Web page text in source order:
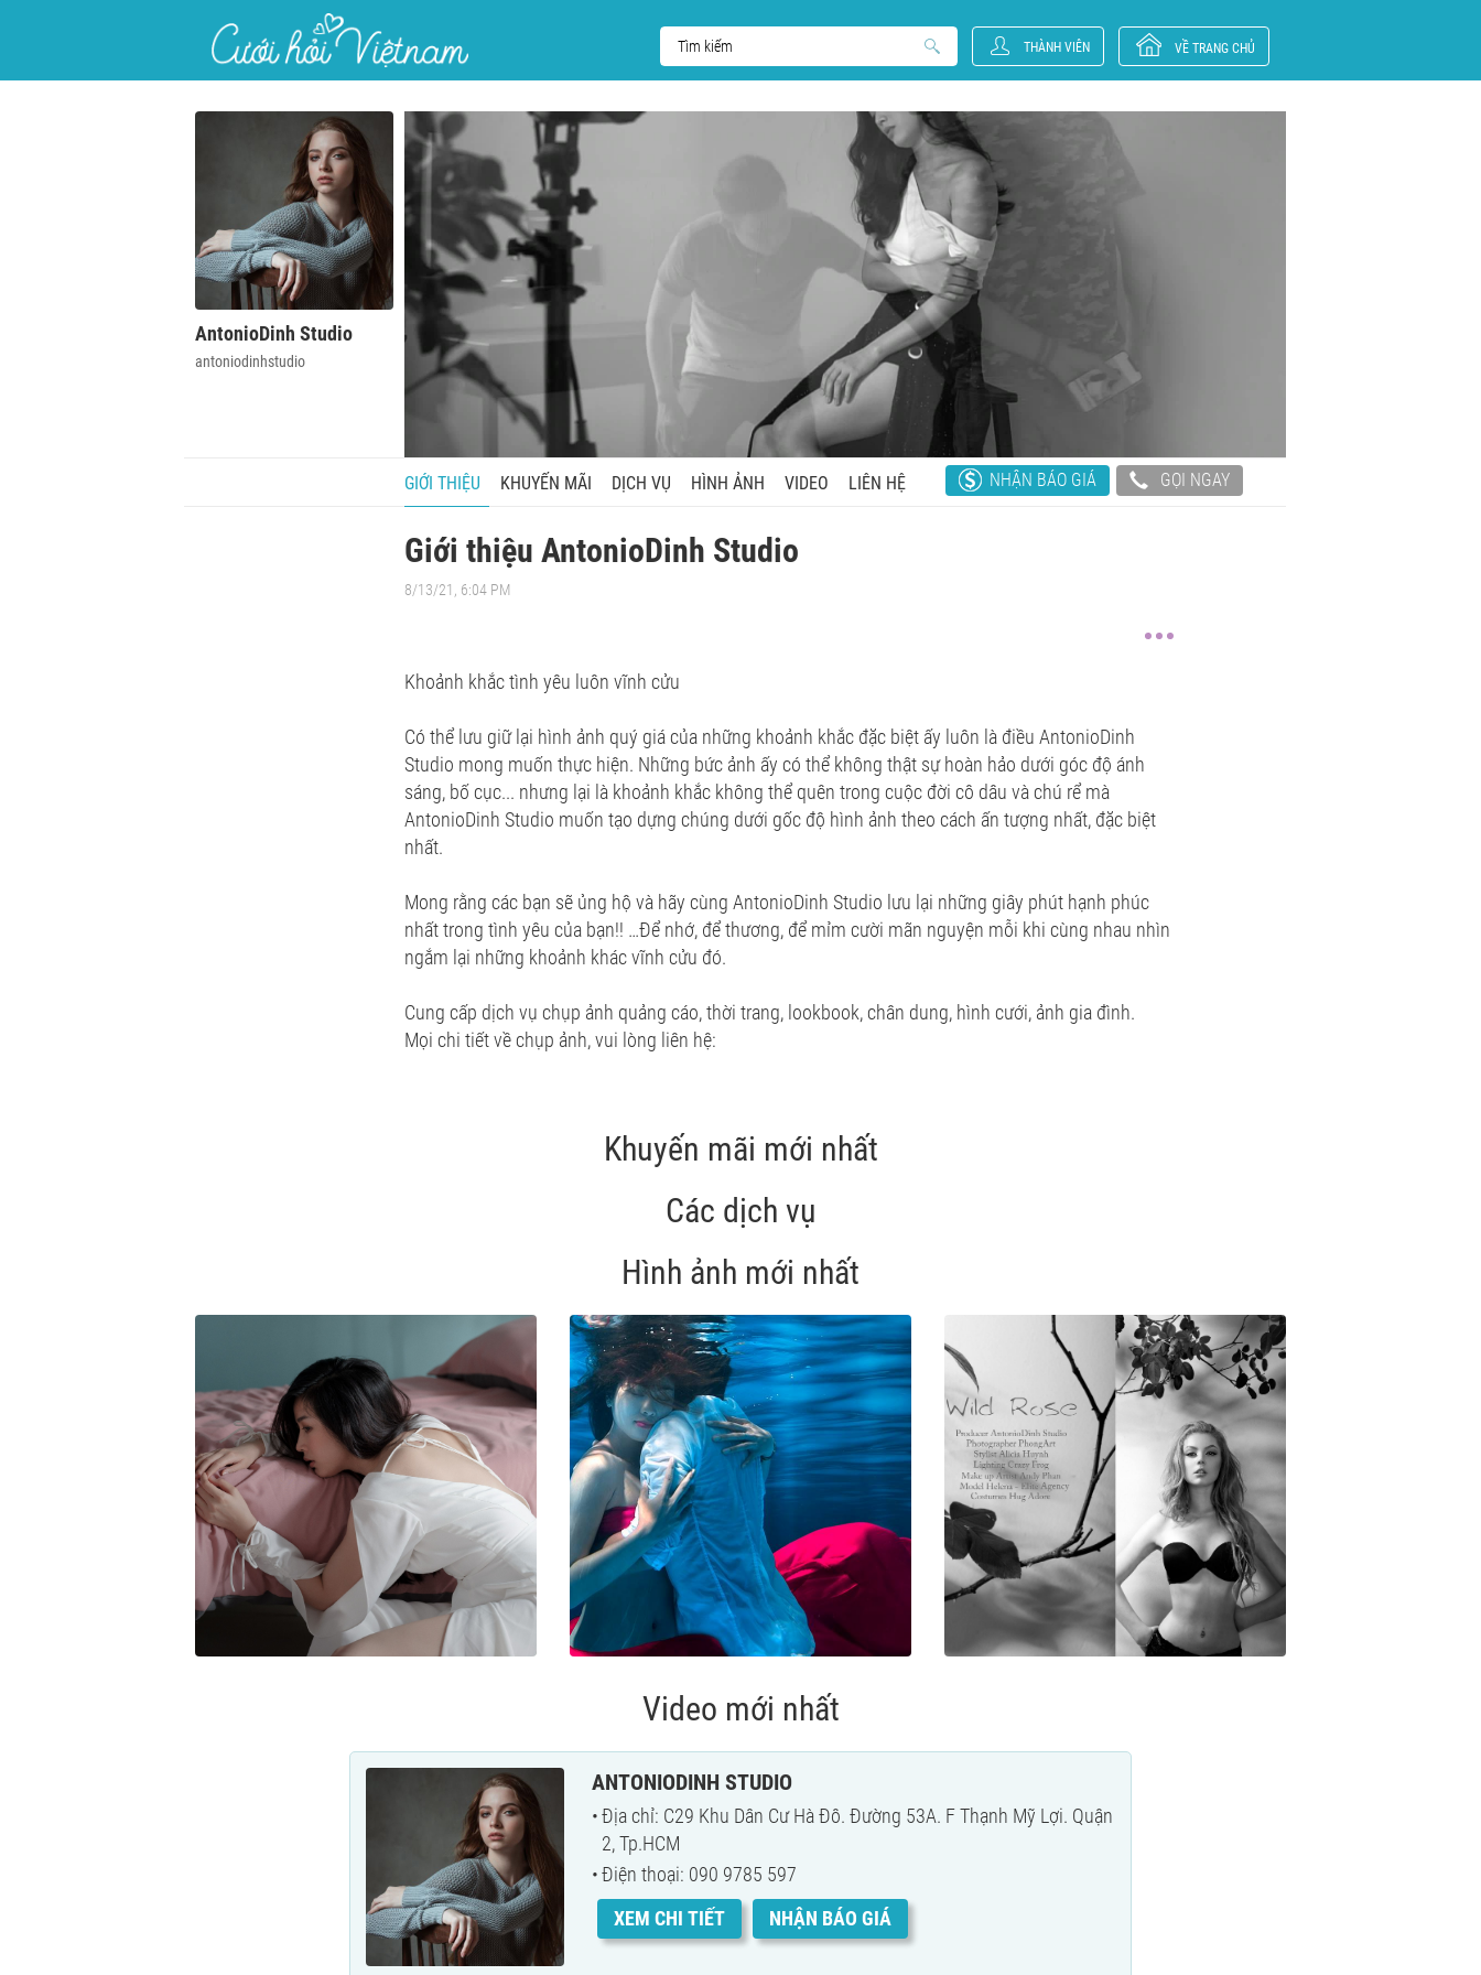
THÀNH VIÊN VỀ TRANG CHỦ
AntonioDinh Studio
antoniodinhstudio
GIỚI THIỆU KHUYẾN MÃI DỊCH VỤ HÌNH ẢNH VIDEO LIÊN HỆ NHẬN BÁO GIÁ GỌI NGAY
Giới thiệu AntonioDinh Studio
8/13/21, 6:04 PM
Khoảnh khắc tình yêu luôn vĩnh cửu
Có thể lưu giữ lại hình ảnh quý giá của những khoảnh khắc đặc biệt ấy luôn là điều AntonioDinh
Studio mong muốn thực hiện. Những bức ảnh ấy có thể không thật sự hoàn hảo dưới góc độ ánh
sáng, bố cục... nhưng lại là khoảnh khắc không thể quên trong cuộc đời cô dâu và chú rể mà
AntonioDinh Studio muốn tạo dựng chúng dưới gốc độ hình ảnh theo cách ấn tượng nhất, đặc biệt
nhất.
Mong rằng các bạn sẽ ủng hộ và hãy cùng AntonioDinh Studio lưu lại những giây phút hạnh phúc
nhất trong tình yêu của bạn!! …Để nhớ, để thương, để mỉm cười mãn nguyện mỗi khi cùng nhau nhìn
ngắm lại những khoảnh khác vĩnh cửu đó.
Cung cấp dịch vụ chụp ảnh quảng cáo, thời trang, lookbook, chân dung, hình cưới, ảnh gia đình.
Mọi chi tiết về chụp ảnh, vui lòng liên hệ:
Khuyến mãi mới nhất
Các dịch vụ
Hình ảnh mới nhất
Video mới nhất
ANTONIODINH STUDIO
Địa chỉ: C29 Khu Dân Cư Hà Đô. Đường 53A. F Thạnh Mỹ Lợi. Quận
2, Tp.HCM
Điện thoại: 090 9785 597
XEM CHI TIẾT
NHẬN BÁO GIÁ